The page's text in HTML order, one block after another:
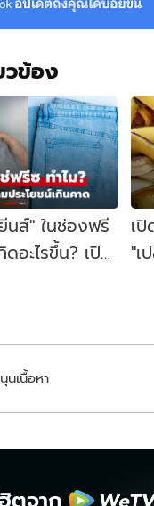
วข้อง
นส์" ในช่องฟรี
อะไรขึ้น? เปิด
เ
"เ
นเนื้อหา